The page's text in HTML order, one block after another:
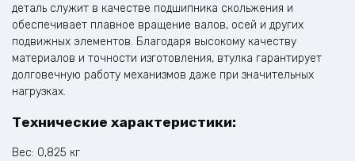
деталь служит в качестве подшипника скольжения и
обеспечивает плавное вращение валов, осей и других
подвижных элементов. Благодаря высокому качеству
материалов и точности изготовления, втулка гарантирует
долговечную работу механизмов даже при значительных
нагрузках.
Технические характеристики:
Вес: 0,825 кг